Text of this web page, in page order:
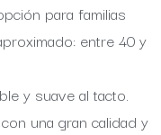
para familias
entre 40 y
y suave al tacto.
una gran calidad y